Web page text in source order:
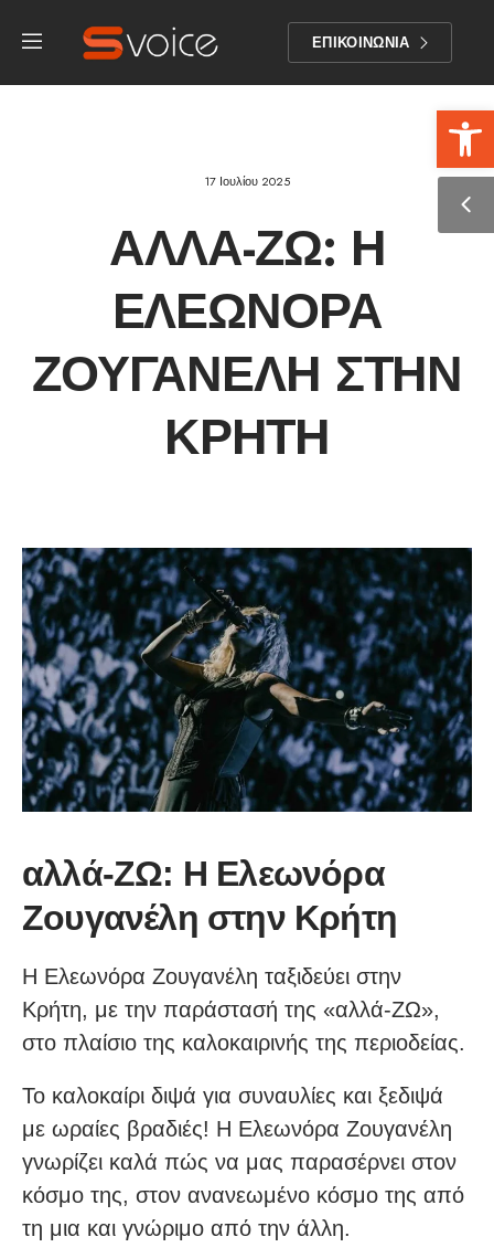
ΕΠΙΚΟΙΝΩΝΙΑ
17 Ιουλίου 2025
ΑΛΛΆ-ΖΩ: Η
ΕΛΕΩΝΌΡΑ
ΖΟΥΓΑΝΈΛΗ ΣΤΗΝ
ΚΡΉΤΗ
αλλά-ΖΩ: Η Ελεωνόρα
Ζουγανέλη στην Κρήτη
Η Ελεωνόρα Ζουγανέλη ταξιδεύει στην
Κρήτη, με την παράστασή της «αλλά-ΖΩ»,
στο πλαίσιο της καλοκαιρινής της περιοδείας.
Το καλοκαίρι διψά για συναυλίες και ξεδιψά
με ωραίες βραδιές! Η Ελεωνόρα Ζουγανέλη
γνωρίζει καλά πώς να μας παρασέρνει στον
κόσμο της, στον ανανεωμένο κόσμο της από
τη μια και γνώριμο από την άλλη.